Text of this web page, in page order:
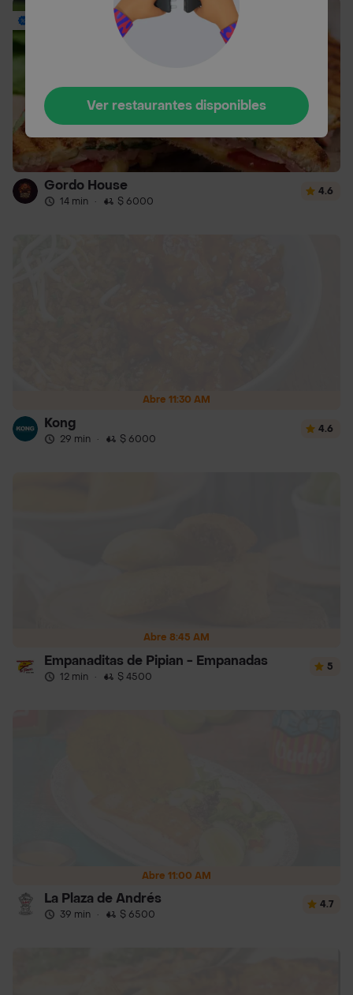
Gordo House
14 min · $ 6000
4.6
Abre 11:30 AM
Kong
29 min · $ 6000
4.6
Abre 8:45 AM
Empanaditas de Pipian - Empanadas
12 min · $ 4500
5
Abre 11:00 AM
La Plaza de Andrés
39 min · $ 6500
4.7
Ver restaurantes disponibles